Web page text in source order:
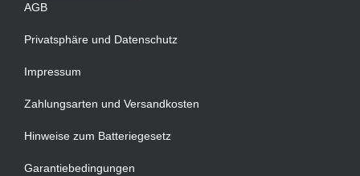
AGB
Privatsphäre und Datenschutz
Impressum
Zahlungsarten und Versandkosten
Hinweise zum Batteriegesetz
Garantiebedingungen